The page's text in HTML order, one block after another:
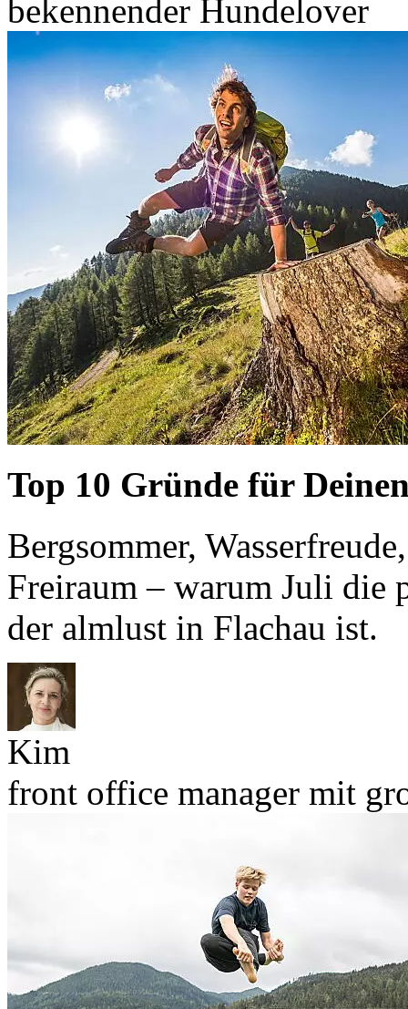
bekennender Hundelover
Top 10 Gründe für
Bergsommer,
Freiraum – warum Juli die
der almlust in Flachau ist.
Kim
front office manager mit